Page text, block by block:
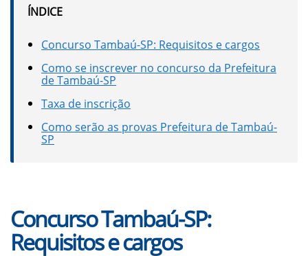
ÍNDICE
Concurso Tambaú-SP: Requisitos e cargos
Como se inscrever no concurso da Prefeitura
de Tambaú-SP
Taxa de inscrição
Como serão as provas Prefeitura de Tambaú-
SP
Concurso Tambaú-SP:
Requisitos e cargos